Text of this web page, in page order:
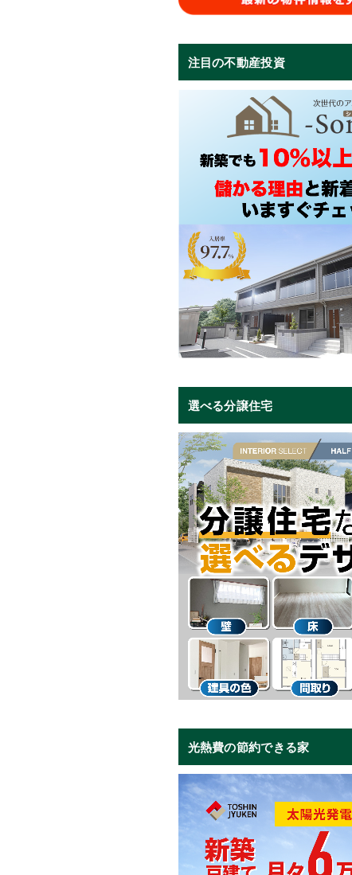
注目の不動産投資
選べる分譲住宅
光熱費の節約できる家